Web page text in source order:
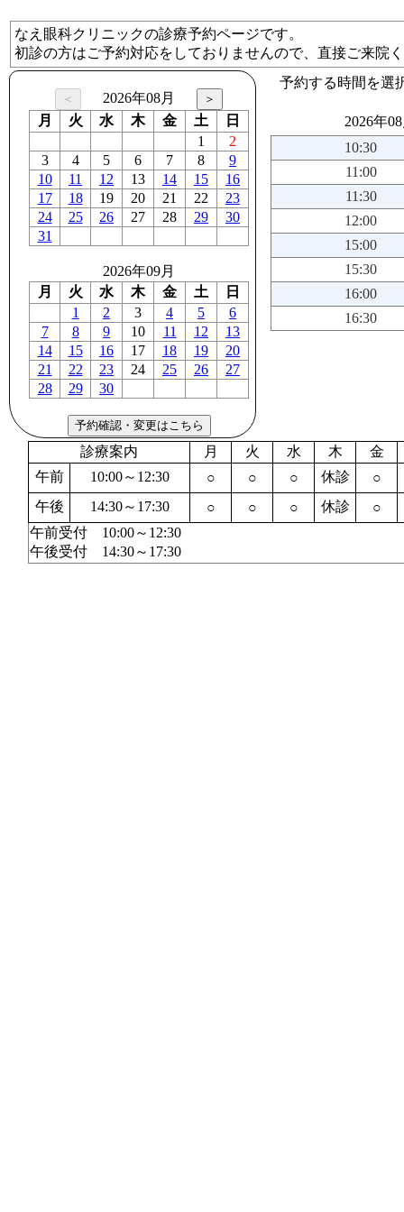
なえ眼科クリニックの診療予約ページです。
初診の方はご予約対応をしておりませんので、直接ご来院
2026年08月
月
火 水 木 金 土
日
1
2
3
4 5 6 7 8
9
10
11 12 13 14 15
16
17
18 19 20 21 22
23
24
25 26 27 28 29
30
31
2026年09月
月
火 水 木 金 土
日
1
2 3 4 5
6
7
8 9 10 11 12
13
14
15 16 17 18 19
20
21
22 23 24 25 26
27
28
29 30
予約する時間を選
2026年
10:30
11:00
11:30
12:00
15:00
15:30
16:00
16:30
診療案内 月 火 水 木
金
午前
10:00～12:30 ○ ○ ○ 休診
○
午後
14:30～17:30 ○ ○ ○ 休診
○
午前受付 10:00～12:30
午後受付 14:30～17:30